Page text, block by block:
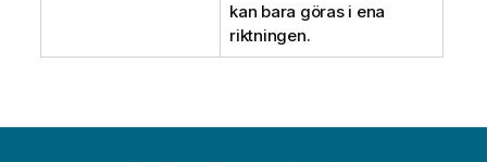
kan bara göras i ena
riktningen.